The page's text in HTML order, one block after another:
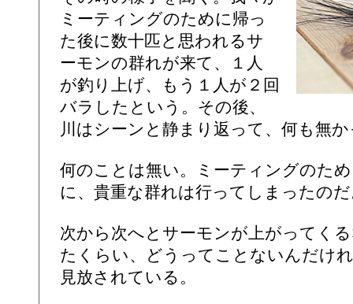
ミーティングのために帰っ
た後に数十匹と思われるサ
ーモンの群れが来て、１人
が釣り上げ、もう１人が２回
バラしたという。その後、
川はシーンと静まり返って、何も無
何のことは無い。ミーティングのた
に、貴重な群れは行ってしまったの
次から次へとサーモンが上がってく
たくらい、どうってことないんだけ
見放されている。